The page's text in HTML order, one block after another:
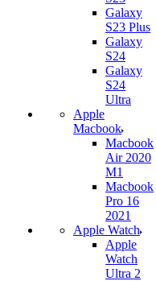
Galaxy
S23 Plus
Galaxy
S24
Galaxy
S24
Ultra
Apple
Macbook
Macbook
Air 2020
M1
Macbook
Pro 16
2021
Apple Watch
Apple
Watch
Ultra 2